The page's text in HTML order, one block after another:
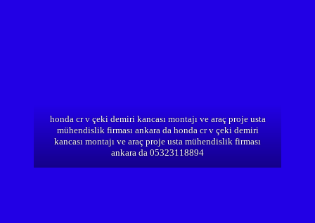
honda cr v çeki demiri kancası montajı ve araç proje usta
mühendislik firması ankara da honda cr v çeki demiri
kancası montajı ve araç proje usta mühendislik firması
ankara da 05323118894